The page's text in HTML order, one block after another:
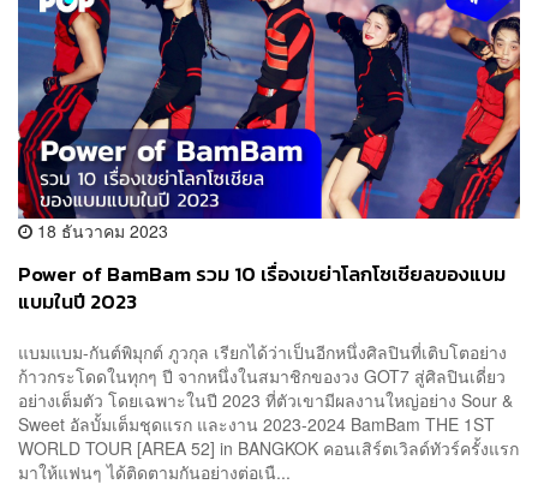
18 ธันวาคม 2023
Power of BamBam รวม 10 เรื่องเขย่าโลกโซเชียลของแบม
แบมในปี 2023
แบมแบม-กันต์พิมุกต์ ภูวกุล เรียกได้ว่าเป็นอีกหนึ่งศิลปินที่เติบโตอย่าง
ก้าวกระโดดในทุกๆ ปี จากหนึ่งในสมาชิกของวง GOT7 สู่ศิลปินเดี่ยว
อย่างเต็มตัว โดยเฉพาะในปี 2023 ที่ตัวเขามีผลงานใหญ่อย่าง Sour &
Sweet อัลบั้มเต็มชุดแรก และงาน 2023-2024 BamBam THE 1ST
WORLD TOUR [AREA 52] in BANGKOK คอนเสิร์ตเวิลด์ทัวร์ครั้งแรก
มาให้แฟนๆ ได้ติดตามกันอย่างต่อเนื...